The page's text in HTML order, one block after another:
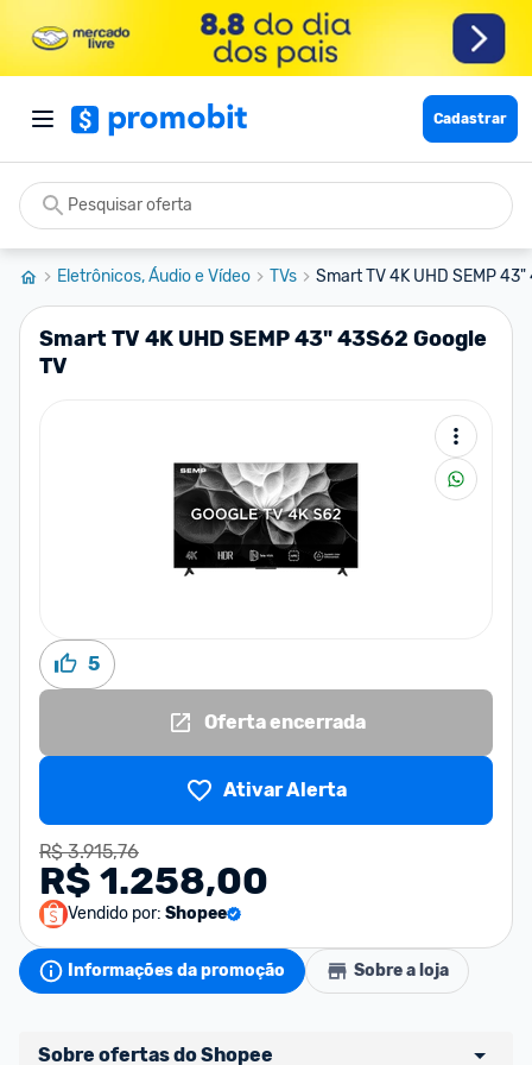
Cadastrar
Eletrônicos, Áudio e Vídeo TVs Smart TV 4K UHD SEMP
Smart TV 4K UHD SEMP 43" 43S62 Google
TV
5
Oferta encerrada
Ativar Alerta
R$ 3.915,76
R$ 1.258,00
Vendido por: Shopee
Informações da promoção Sobre a loja
Sobre ofertas do Shopee